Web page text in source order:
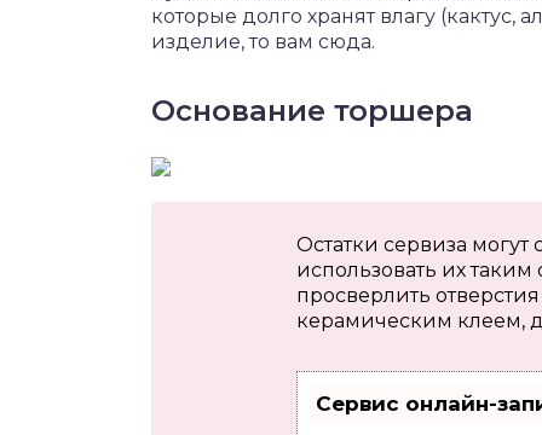
которые долго хранят влагу (кактус,
изделие, то вам сюда.
Основание торшера
Остатки сервиза
использовать их
просверлить
керамическим клеем,
Сервис онлайн-